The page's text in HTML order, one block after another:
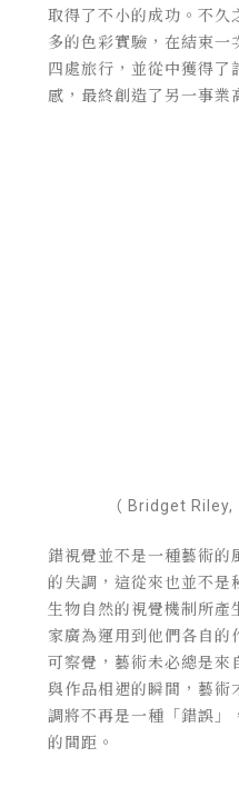
取得了不小的成功。不久
多的色彩實驗，在結束
四處旅行，並從中獲得
感，最終創造了另一事業
（ Bridget
錯視覺並不是一種藝術的
的失調，這從來也並不是
生物自然的視覺機制所產
家廣為運用到他們各自
可察覺，藝術未必總是來
與作品相遇的瞬間，藝術
調將不再是一種「錯誤
的間距。